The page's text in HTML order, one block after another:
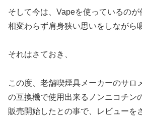
そして今は、Vapeを使っているのが
相変わらず肩身狭い思いをしながら
それはさておき、
この度、老舗喫煙具メーカーのサロ
の互換機で使用出来るノンニコチン
販売開始したとの事で、レビューを